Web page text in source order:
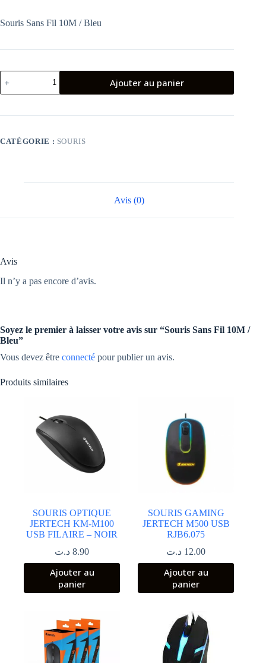
Souris Sans Fil 10M / Bleu
quantité
de
Souris
Fil
Bleu
Ajouter au panier
CATÉGORIE : SOURIS
Avis (0)
Avis
Il n’y a pas encore d’avis.
Soyez le premier à laisser votre avis sur “Souris Sans Fil 10M /
Bleu”
Vous devez être connecté pour publier un avis.
Produits similaires
SOURIS OPTIQUE
JERTECH KM-M100
USB FILAIRE – NOIR
8.90 د.ت
Ajouter au
panier
SOURIS GAMING
JERTECH M500 USB
RJB6.075
12.00 د.ت
Ajouter au
panier